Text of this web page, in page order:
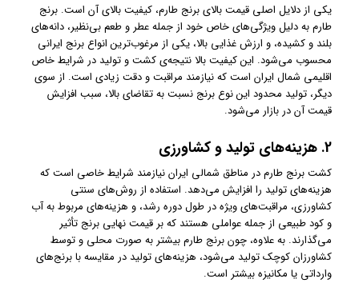
یکی از دلایل اصلی قیمت بالای برنج طارم، کیفیت بالای آن است. برنج
طارم به دلیل ویژگی‌های خاص خود از جمله عطر و طعم بی‌نظیر، دانه‌های
بلند و کشیده، و ارزش غذایی بالا، یکی از مرغوب‌ترین انواع برنج ایرانی
محسوب می‌شود. این کیفیت بالا نتیجه‌ی کشت و تولید در شرایط خاص
اقلیمی شمال ایران است که نیازمند مراقبت و دقت زیادی است. از سوی
دیگر، تولید محدود این نوع برنج نسبت به تقاضای بالا، سبب افزایش
قیمت آن در بازار می‌شود.
2. هزینه‌های تولید و کشاورزی
کشت برنج طارم در مناطق شمالی ایران نیازمند شرایط خاصی است که
هزینه‌های تولید را افزایش می‌دهد. استفاده از روش‌های سنتی
کشاورزی، مراقبت‌های ویژه در طول دوره رشد، و هزینه‌های مربوط به آب
و کود طبیعی از جمله عواملی هستند که بر قیمت نهایی برنج تأثیر
می‌گذارند. به علاوه، چون برنج طارم بیشتر به صورت محلی و توسط
کشاورزان کوچک تولید می‌شود، هزینه‌های تولید در مقایسه با برنج‌های
وارداتی یا مکانیزه بیشتر است.